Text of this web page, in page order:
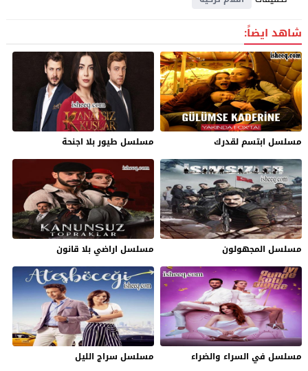
شاهد ايضاً:
مسلسل ابتسم لقدرك مسلسل طيور بلا اجنحة
مسلسل المجهولون مسلسل اراضي بلا قانون
مسلسل في السراء والضراء مسلسل سراج الليل